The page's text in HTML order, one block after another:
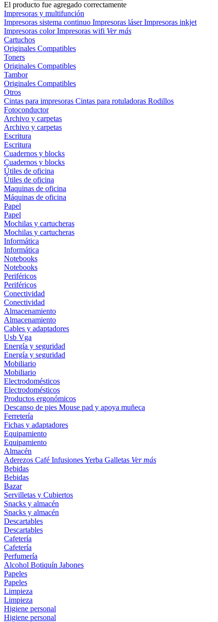
El producto fue agregado correctamente
Impresoras y multifunción
Impresoras sistema continuo Impresoras láserImpresoras inkjet
Impresoras colorImpresoras wifi Ver más
Cartuchos
Originales Compatibles
Toners
Originales Compatibles
Tambor
Originales Compatibles
Otros
Cintas para impresoras Cintas para rotuladoras Rodillos
Fotoconductor
Archivo y carpetas
Archivo y carpetas
Escritura
Escritura
Cuadernos y blocks
Cuadernos y blocks
Útiles de oficina
Útiles de oficina
Maquinas de oficina
Máquinas de oficina
Papel
Papel
Mochilas y cartucheras
Mochilas y cartucheras
Informática
Informática
Notebooks
Notebooks
Periféricos
Periféricos
Conectividad
Conectividad
Almacenamiento
Almacenamiento
Cables y adaptadores
Usb Vga
Energía y seguridad
Energía y seguridad
Mobiliario
Mobiliario
Electrodomésticos
Electrodomésticos
Productos ergonómicos
Descanso de pies Mouse pad y apoya muñeca
Ferretería
Fichas y adaptadores
Equipamiento
Equipamiento
Almacén
Aderezos Café InfusionesYerba Galletas Ver más
Bebidas
Bebidas
Bazar
Servilletas y Cubiertos
Snacks y almacén
Snacks y almacén
Descartables
Descartables
Cafetería
Cafetería
Perfumería
Alcohol Botiquín Jabones
Papeles
Papeles
Limpieza
Limpieza
Higiene personal
Higiene personal